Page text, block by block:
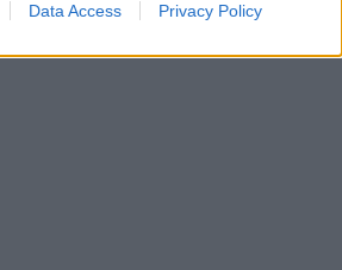
Data Access Privacy Policy
Вака не било никогаш на
чека и пет часа